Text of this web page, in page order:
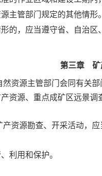
主管部门规定的其他情形
的，应当遵守省、自治区
第三章 矿
然资源主管部门会同有关
资源、重点成矿区远景调
产资源勘查、开采活动，
利用和保护。